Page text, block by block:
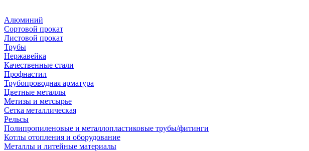
Алюминий
Сортовой прокат
Листовой прокат
Трубы
Нержавейка
Качественные стали
Профнастил
Трубопроводная арматура
Цветные металлы
Метизы и метсырье
Сетка металлическая
Рельсы
Полипропиленовые и металлопластиковые трубы/фитинги
Котлы отопления и оборудование
Металлы и литейные материалы